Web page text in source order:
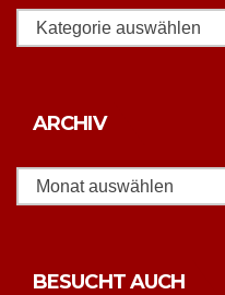
Rubriken
ARCHIV
BESUCHT AUCH